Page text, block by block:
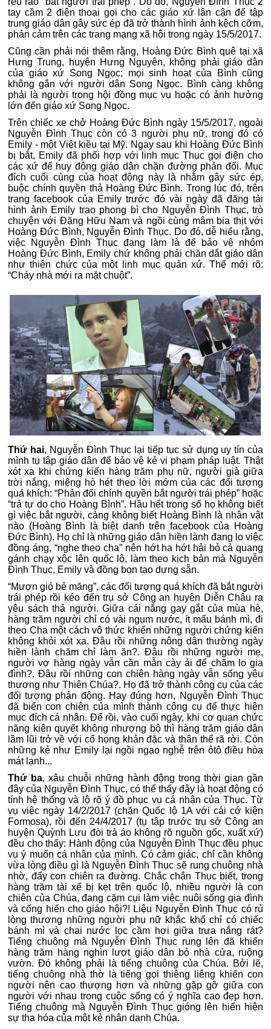
tay cầm 2 điện thoại gọi cho các giáo xứ lân cận để tập
trung giáo dân gây sức ép đã trở thành hình ảnh kệch cỡm,
phản cảm trên các trang mạng xã hội trong ngày 15/5/2017.
Cũng cần phải nói thêm rằng, Hoàng Đức Bình quê tại xã
Hưng Trung, huyện Hưng Nguyên, không phải giáo dân
của giáo xứ Song Ngọc; mọi sinh hoạt của Bình cũng
không gắn với người dân Song Ngọc. Bình càng không
phải là người trong hội đồng mục vụ hoặc có ảnh hưởng
lớn đến giáo xứ Song Ngọc.
Trên chiếc xe chở Hoàng Đức Bình ngày 15/5/2017, ngoài
Nguyễn Đình Thục còn có 3 người phụ nữ, trong đó có
Emily - một Việt kiều tại Mỹ. Ngay sau khi Hoàng Đức Bình
bị bắt, Emily đã phối hợp với linh mục Thục gọi điện cho
các xứ để huy động giáo dân chặn đường phản đối. Mục
đích cuối cùng của hoạt động này là nhằm gây sức ép,
buộc chính quyền thả Hoàng Đức Bình. Trong lúc đó, trên
trang facebook của Emily trước đó vài ngày đã đăng tải
hình ảnh Emily trao phong bì cho Nguyễn Đình Thục, trò
chuyện với Đặng Hữu Nam và ngồi cùng mâm bia thịt với
Hoàng Đức Bình, Nguyễn Đình Thục. Do đó, dễ hiểu rằng,
việc Nguyễn Đình Thục đang làm là để bảo vệ nhóm
Hoàng Đức Bình, Emily chứ không phải chăn dắt giáo dân
như thiên chức của một linh mục quản xứ. Thế mới rõ:
“Cháy nhà mới ra mặt chuột”.
Thứ hai, Nguyễn Đình Thục lại tiếp tục sử dụng uy tín của
mình tụ tập giáo dân để bảo vệ kẻ vi phạm pháp luật. Thật
xót xa khi chứng kiến hàng trăm phụ nữ, người già giữa
trời nắng, miệng hò hét theo lời mớm của các đối tượng
quá khích: “Phản đối chính quyền bắt người trái phép” hoặc
“trả tự do cho Hoàng Bình”. Hầu hết trong số họ không biết
gì việc bắt người, càng không biết Hoàng Bình là nhân vật
nào (Hoàng Bình là biệt danh trên facebook của Hoàng
Đức Bình). Họ chỉ là những giáo dân hiền lành đang lo việc
đồng áng, “nghe theo cha” nên hớt ha hớt hải bỏ cả quang
gánh chạy xộc lên quốc lộ, làm theo kịch bản mà Nguyễn
Đình Thục, Emily và đồng bọn tạo dựng sẵn.
“Mượn gió bẻ măng”, các đối tượng quá khích đã bắt người
trái phép rồi kéo đến trụ sở Công an huyện Diễn Châu ra
yêu sách thả người. Giữa cái nắng gay gắt của mùa hè,
hàng trăm người chỉ có vài ngụm nước, ít mẩu bánh mì, đi
theo Cha một cách vô thức khiến những người chứng kiến
không khỏi xót xa. Đâu rồi những nông dân thường ngày
hiền lành chăm chỉ làm ăn?. Đâu rồi những người mẹ,
người vợ hàng ngày vẫn cần mẫn cày ải để chăm lo gia
đình?. Đâu rồi những con chiên hàng ngày vẫn sống yêu
thương như Thiên Chúa?. Họ đã trở thành công cụ của các
đối tượng phản động. Hay đúng hơn, Nguyễn Đình Thục
đã biến con chiên của mình thành công cụ để thực hiện
mục đích cá nhân. Để rồi, vào cuối ngày, khi cơ quan chức
năng kiên quyết không nhượng bộ thì hàng trăm giáo dân
lầm lũi trở về với cổ họng khản đặc và thân thể rã rời. Còn
những kẻ như Emily lại ngồi ngạo nghễ trên ôtô điều hòa
mát lạnh...
Thứ ba, xâu chuỗi những hành động trong thời gian gần
đây của Nguyễn Đình Thục, có thể thấy đây là hoạt động có
tính hệ thống và lộ rõ ý đồ phục vụ cá nhân của Thục. Từ
vụ việc ngày 14/2/2017 (chặn Quốc lộ 1A với cái cớ kiện
Formosa), rồi đến 24/4/2017 (tụ tập trước trụ sở Công an
huyện Quỳnh Lưu đòi trả áo không rõ nguồn gốc, xuất xứ)
đều cho thấy: Hành động của Nguyễn Đình Thục đều phục
vụ ý muốn cá nhân của mình. Có cảm giác, chỉ cần không
vừa lòng điều gì là Nguyễn Đình Thục sẽ rung chuông nhà
nhờ, đẩy con chiên ra đường. Chắc chắn Thục biết, trong
hàng trăm tài xế bị kẹt trên quốc lộ, nhiều người là con
chiên của Chúa, đang cặm cụi làm việc nuôi sống gia đình
và cống hiến cho giáo hội?! Liệu Nguyễn Đình Thục có rủ
lòng thương những người phụ nữ khắc khổ chỉ có chiếc
bánh mì và chai nước lọc cầm hơi giữa trưa nắng rát?
Tiếng chuông mà Nguyễn Đình Thục rung lên đã khiến
hàng trăm hàng nghìn lượt giáo dân bỏ nhà cửa, ruộng
vườn. Đó không phải là tiếng chuông của Chúa. Bởi lẽ,
tiếng chuông nhà thờ là tiếng gọi thiêng liêng khiến con
người nên cao thượng hơn và những gặp gỡ giữa con
người với nhau trong cuộc sống có ý nghĩa cao đẹp hơn.
Tiếng chuông mà Nguyễn Đình Thục gióng lên hiển hiện
sự tha hóa của một kẻ nhân danh Chúa.